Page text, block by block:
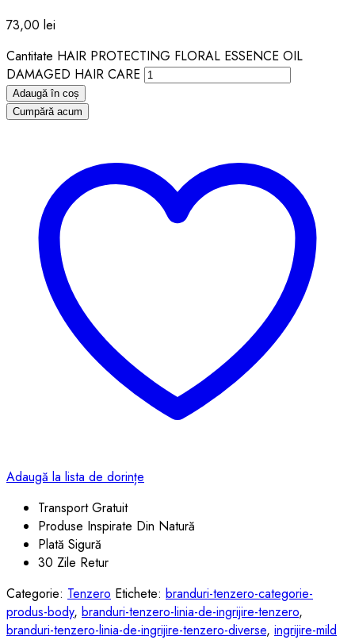
73,00 lei
Cantitate HAIR PROTECTING FLORAL ESSENCE OIL
DAMAGED HAIR CARE
Adaugă în coș
Cumpără acum
Adaugă la lista de dorințe
Transport Gratuit
Produse Inspirate Din Natură
Plată Sigură
30 Zile Retur
Categorie: Tenzero Etichete: branduri-tenzero-categorie-
produs-body, branduri-tenzero-linia-de-ingrijire-tenzero,
branduri-tenzero-linia-de-ingrijire-tenzero-diverse, ingrijire-mild